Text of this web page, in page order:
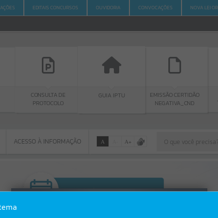
EDITAIS CONCURSOS OUVIDORIA CONVOCAÇÕES NOVA LEI
CONSULTA DE
PROTOCOLO
GUIA IPTU EMISSÃO CERTIDÃO
NEGATIVA_CND
ACESSO À INFORMAÇÃO A A+
Erro